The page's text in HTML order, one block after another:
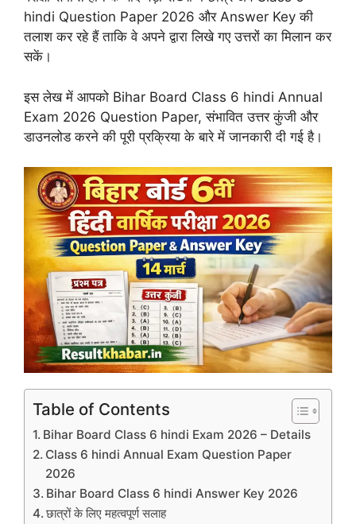
hindi Question Paper 2026 और Answer Key की
तलाश कर रहे हैं ताकि वे अपने द्वारा लिखे गए उत्तरों का मिलान कर
सकें।
इस लेख में आपको Bihar Board Class 6 hindi Annual
Exam 2026 Question Paper, संभावित उत्तर कुंजी और
डाउनलोड करने की पूरी प्रक्रिया के बारे में जानकारी दी गई है।
Table of Contents
Bihar Board Class 6 hindi Exam 2026 – Details
Class 6 hindi Annual Exam Question Paper
2026
Bihar Board Class 6 hindi Answer Key 2026
छात्रों के लिए महत्वपूर्ण सलाह